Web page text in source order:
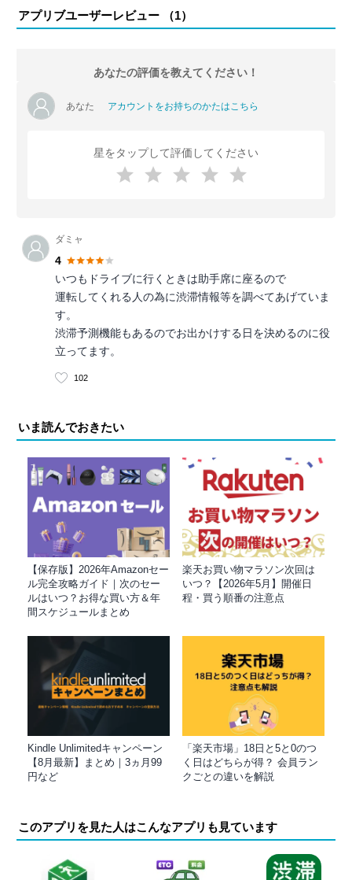
アプリブユーザーレビュー （1）
あなたの評価を教えてください！
あなた アカウントをお持ちのかたはこちら
星をタップして評価してください
ダミャ
4
いつもドライブに行くときは助手席に座るので
運転してくれる人の為に渋滞情報等を調べてあげていま
す。
渋滞予測機能もあるのでお出かけする日を決めるのに役
立ってます。
102
いま読んでおきたい
【保存版】2026年Amazonセー
ル完全攻略ガイド｜次のセー
ルはいつ？お得な買い方＆年
間スケジュールまとめ
楽天お買い物マラソン次回は
いつ？【2026年5月】開催日
程・買う順番の注意点
Kindle Unlimitedキャンペーン
【8月最新】まとめ｜3ヵ月99
円など
「楽天市場」18日と5と0のつ
く日はどちらが得？ 会員ラン
クごとの違いを解説
このアプリを見た人はこんなアプリも見ています